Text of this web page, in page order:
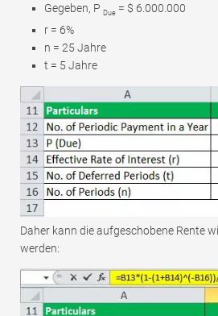
Gegeben, P Due = $ 6.000.000
r = 6%
n = 25 Jahre
t = 5 Jahre
Daher kann die aufgeschobene Rente
werden: